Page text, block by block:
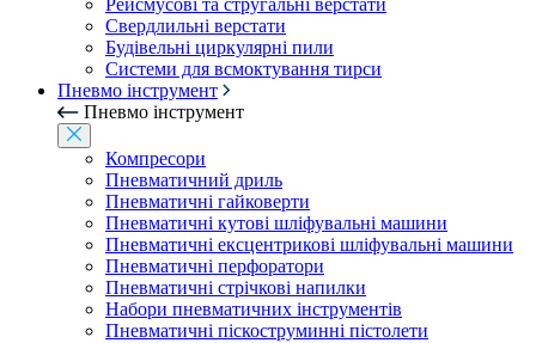
Рейсмусові та стругальні верстати
Свердлильні верстати
Будівельні циркулярні пили
Системи для всмоктування тирси
Пневмо інструмент
Пневмо інструмент
Компресори
Пневматичний дриль
Пневматичні гайковерти
Пневматичні кутові шліфувальні машини
Пневматичні ексцентрикові шліфувальні машини
Пневматичні перфоратори
Пневматичні стрічкові напилки
Набори пневматичних інструментів
Пневматичні піскоструминні пістолети